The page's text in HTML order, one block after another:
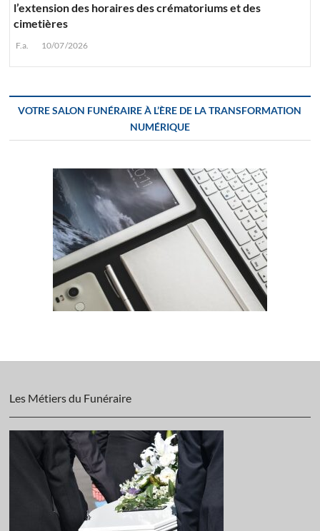
l’extension des horaires des crématoriums et des
cimetières
F.a. 10/07/2026
VOTRE SALON FUNÉRAIRE À L’ÈRE DE LA TRANSFORMATION
NUMÉRIQUE
Les Métiers du Funéraire